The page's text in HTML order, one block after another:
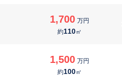
1,700 万円
約110㎡
1,500 万円
約100㎡